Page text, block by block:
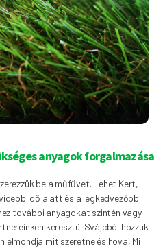
anyagok forgalmazása
be a műfűvet. Lehet Kert,
idő alatt és a legkedvezőbb
további anyagokat szintén vagy
keresztül Svájcból hozzuk
mit szeretne és hova, Mi